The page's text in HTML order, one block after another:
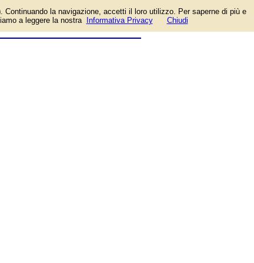
Per l'accesso è richiesto un account
la navigazione, accetti il loro utilizzo. Per saperne di più e
a leggere la nostra
Informativa Privacy Chiudi